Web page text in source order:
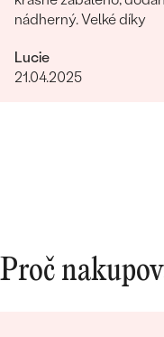
nádherný. Velké díky
Lucie
21.04.2025
Proč